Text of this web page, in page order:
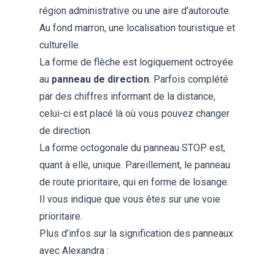
région administrative ou une aire d’autoroute.
Au fond marron, une localisation touristique et
culturelle.
La forme de flèche est logiquement octroyée
au panneau de direction. Parfois complété
par des chiffres informant de la distance,
celui-ci est placé là où vous pouvez changer
de direction.
La forme octogonale du panneau STOP est,
quant à elle, unique. Pareillement, le panneau
de route prioritaire, qui en forme de losange.
Il vous indique que vous êtes sur une voie
prioritaire.
Plus d’infos sur la signification des panneaux
avec Alexandra :